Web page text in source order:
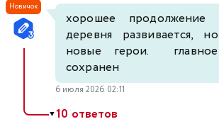
Новичок
хорошее продолжение
деревня развивается,
новые герои.
сохранен
6 июля 2026 02:11
▼10 ответов